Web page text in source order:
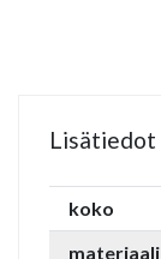
Lisätiedot
koko
materiaali